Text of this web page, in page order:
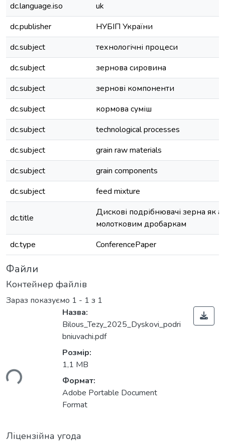
dc.language.iso
uk
dc.publisher
НУБІП України
dc.subject
технологічні процеси
dc.subject
зернова сировина
dc.subject
зернові компоненти
dc.subject
кормова суміш
dc.subject
technological processes
dc.subject
grain raw materials
dc.subject
grain components
dc.subject
feed mixture
dc.title
Дискові подрібнювачі зерна як
молотковим дробаркам
dc.type
ConferencePaper
Файли
Контейнер файлів
Зараз показуємо 1 - 1 з 1
Назва:
Bilous_Tezy_2025_Dyskovi_podri
bniuvachi.pdf
Розмір:
1,1 MB
Формат:
Adobe Portable Document
Format
Ліцензійна угода